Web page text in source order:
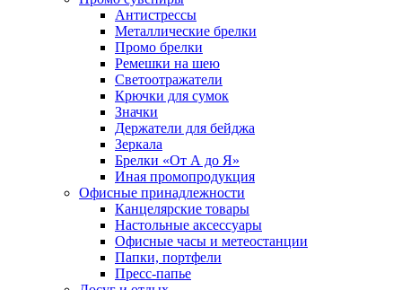
Антистрессы
Металлические брелки
Промо брелки
Ремешки на шею
Светоотражатели
Крючки для сумок
Значки
Держатели для бейджа
Зеркала
Брелки «От А до Я»
Иная промопродукция
Офисные принадлежности
Канцелярские товары
Настольные аксессуары
Офисные часы и метеостанции
Папки, портфели
Пресс-папье